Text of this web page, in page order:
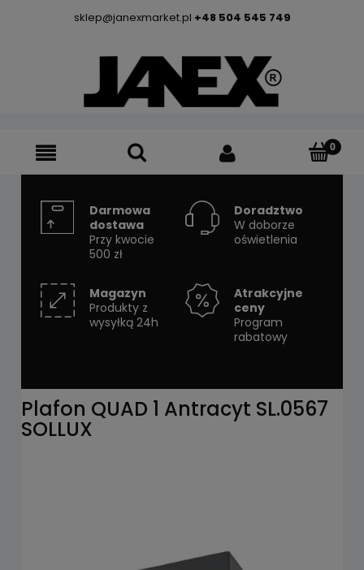
sklep@janexmarket.pl +48 504 545 749
Darmowa
dostawa
Przy kwocie
500 zł
Doradztwo
W doborze
oświetlenia
Magazyn
Produkty z
wysyłką 24h
Atrakcyjne
ceny
Program
rabatowy
Plafon QUAD 1 Antracyt SL.0567
SOLLUX